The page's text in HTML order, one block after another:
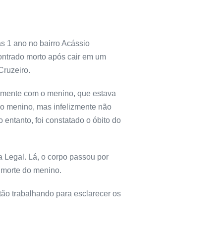
1 ano no bairro Acássio
morto após cair em um
com o menino, que estava
menino, mas infelizmente não
entanto, foi constatado o óbito do
Legal. Lá, o corpo passou por
do menino.
trabalhando para esclarecer os